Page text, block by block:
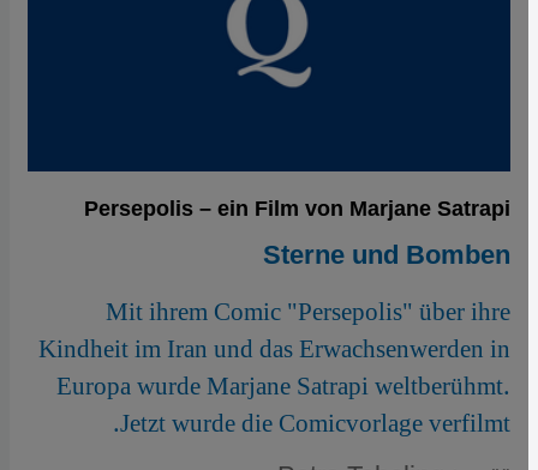
Persepolis – ein Film von Marjane Satrapi
Sterne und Bomben
Mit ihrem Comic "Persepolis" über ihre
Kindheit im Iran und das Erwachsenwerden in
Europa wurde Marjane Satrapi weltberühmt.
Jetzt wurde die Comicvorlage verfilmt.